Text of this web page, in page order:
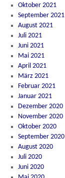
Oktober 2021
September 2021
August 2021
Juli 2021
Juni 2021
Mai 2021
April 2021
März 2021
Februar 2021
Januar 2021
Dezember 2020
November 2020
Oktober 2020
September 2020
August 2020
Juli 2020
Juni 2020